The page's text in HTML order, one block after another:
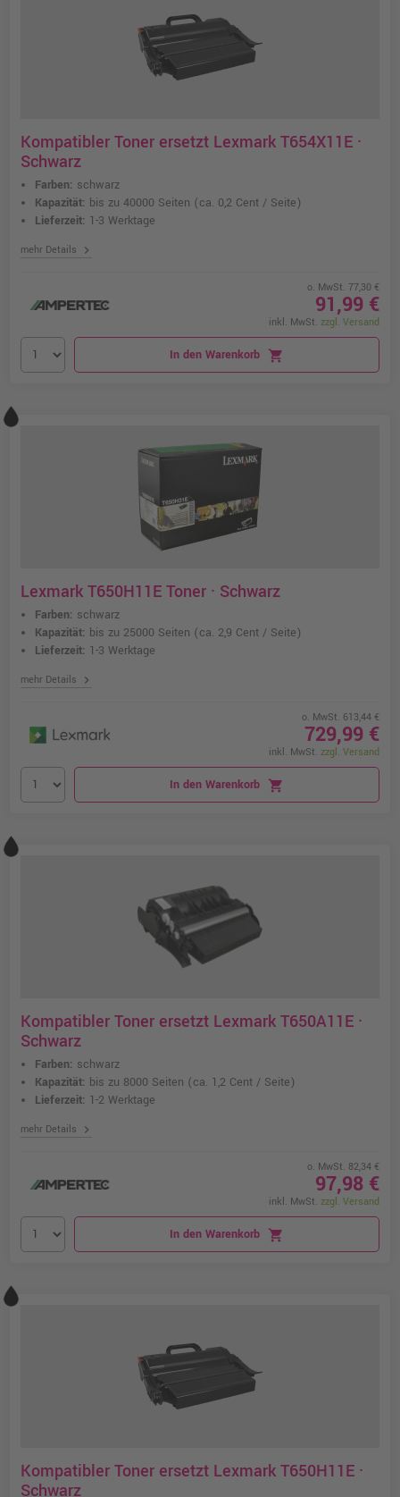
Kompatibler Toner ersetzt Lexmark T654X11E ·
Schwarz
Farben: schwarz
Kapazität: bis zu 40000 Seiten (ca. 0,2 Cent / Seite)
Lieferzeit: 1-3 Werktage
mehr Details chevron_right
o. MwSt. 77,30 €
91,99 €
inkl. MwSt. zzgl. Versand
In den Warenkorb shopping_cart
Lexmark T650H11E Toner · Schwarz
Farben: schwarz
Kapazität: bis zu 25000 Seiten (ca. 2,9 Cent / Seite)
Lieferzeit: 1-3 Werktage
mehr Details chevron_right
o. MwSt. 613,44 €
729,99 €
inkl. MwSt. zzgl. Versand
In den Warenkorb shopping_cart
Kompatibler Toner ersetzt Lexmark T650A11E ·
Schwarz
Farben: schwarz
Kapazität: bis zu 8000 Seiten (ca. 1,2 Cent / Seite)
Lieferzeit: 1-2 Werktage
mehr Details chevron_right
o. MwSt. 82,34 €
97,98 €
inkl. MwSt. zzgl. Versand
In den Warenkorb shopping_cart
Kompatibler Toner ersetzt Lexmark T650H11E ·
Schwarz